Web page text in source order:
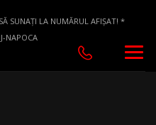
SUNAȚI LA NUMĂRUL AFIȘAT! *
NAPOCA